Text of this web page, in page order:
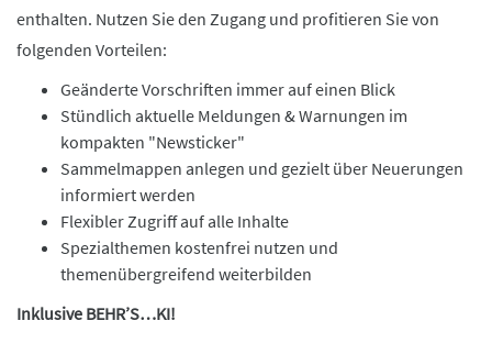
enthalten. Nutzen Sie den Zugang und profitieren Sie von
folgenden Vorteilen:
Geänderte Vorschriften immer auf einen Blick
Stündlich aktuelle Meldungen & Warnungen im
kompakten "Newsticker"
Sammelmappen anlegen und gezielt über Neuerungen
informiert werden
Flexibler Zugriff auf alle Inhalte
Spezialthemen kostenfrei nutzen und
themenübergreifend weiterbilden
Inklusive BEHR’S…KI!